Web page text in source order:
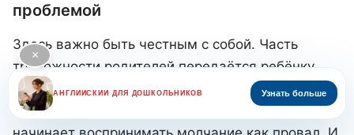
проблемой
Здесь важно быть честным с собой. Часть
тревожности родителей передаётся ребёнку
напрямую. Если каждое занятие заканчивается
вопросом «Ну что, говорил сегодня?» — ребёнок
×
АНГЛИЙСКИЙ ДЛЯ ДОШКОЛЬНИКОВ Узнать больше